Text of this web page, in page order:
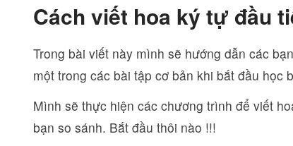
Cách viết hoa ký tự đầu
Trong bài viết này mình sẽ hướng dẫn các
một trong các bài tập cơ bản khi bắt đầu học
Mình sẽ thực hiện các chương trình để viết
bạn so sánh. Bắt đầu thôi nào !!!